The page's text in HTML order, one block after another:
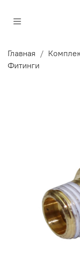
Главная
Фитинги